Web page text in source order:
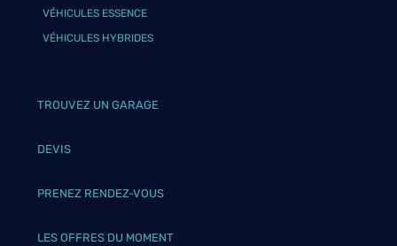
VÉHICULES ESSENCE
VÉHICULES HYBRIDES
TROUVEZ UN GARAGE
DEVIS
PRENEZ RENDEZ-VOUS
LES OFFRES DU MOMENT